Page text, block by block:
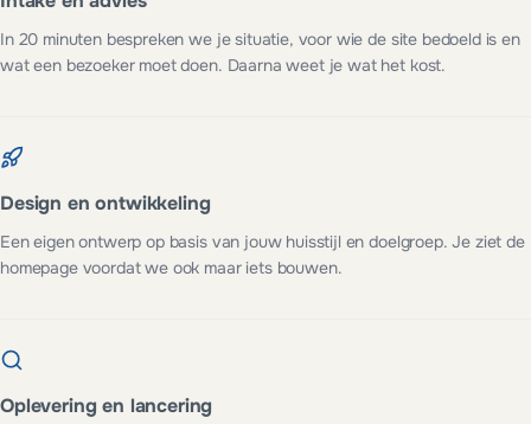
In 20 minuten bespreken we je situatie, voor wie de site bedoeld is en
wat een bezoeker moet doen. Daarna weet je wat het kost.
Design en ontwikkeling
Een eigen ontwerp op basis van jouw huisstijl en doelgroep. Je ziet de
homepage voordat we ook maar iets bouwen.
Oplevering en lancering